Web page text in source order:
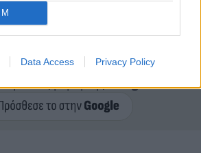
Data Access Privacy Policy
και δες περισσότερο
αναζήτηση τηςGoogle